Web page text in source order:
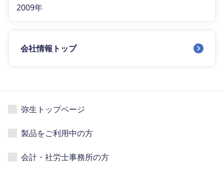
2009年
会社情報トップ
弥生トップページ
製品をご利用中の方
会計・社労士事務所の方